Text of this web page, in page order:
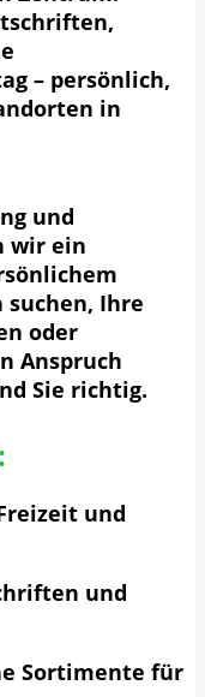
– persönlich,
in
und
wir ein
suchen, Ihre
oder
Anspruch
Sie richtig.
und
und
Sortimente für